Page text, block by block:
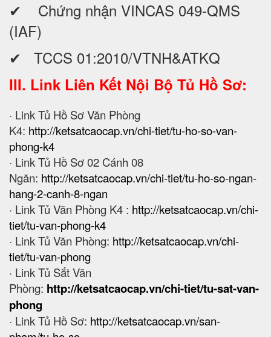
✔ Chứng nhận VINCAS 049-QMS
(IAF)
✔ TCCS 01:2010/VTNH&ATKQ
III. Link Liên Kết Nội Bộ Tủ Hồ Sơ:
· Link Tủ Hồ Sơ Văn Phòng
K4: http://ketsatcaocap.vn/chi-tiet/tu-ho-so-van-
phong-k4
· Link Tủ Hồ Sơ 02 Cánh 08
Ngăn: http://ketsatcaocap.vn/chi-tiet/tu-ho-so-ngan-
hang-2-canh-8-ngan
· Link Tủ Văn Phòng K4 : http://ketsatcaocap.vn/chi-
tiet/tu-van-phong-k4
· Link Tủ Văn Phòng: http://ketsatcaocap.vn/chi-
tiet/tu-van-phong
· Link Tủ Sắt Văn
Phòng: http://ketsatcaocap.vn/chi-tiet/tu-sat-van-
phong
· Link Tủ Hồ Sơ: http://ketsatcaocap.vn/san-